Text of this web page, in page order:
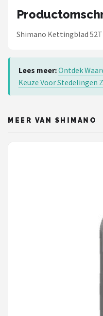
Schwalbe
Voltano
Cortina
Shimano Kettingblad
Lees meer:Ontdek
Keuze Voor Stedelingen
MEER VAN SHIMANO